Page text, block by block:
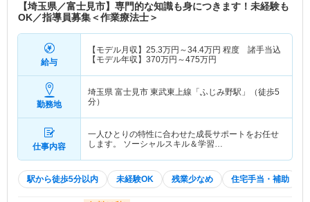
【埼玉県／富士見市】専門的な知識も身につきます！未経験も
OK／指導員募集＜作業療法士＞
給与
【モデル月収】 25.3万円～34.4万円 程度 諸手当込
【モデル年収】 370万円～475万円
勤務地
埼玉県 富士見市 東武東上線「ふじみ野駅」（徒歩5
分）
仕事内容
一人ひとりの特性に合わせた成長サポートをお任せ
します。 ソーシャルスキル＆学習…
駅から徒歩5分以内 未経験OK 残業少なめ 住宅手当・補助